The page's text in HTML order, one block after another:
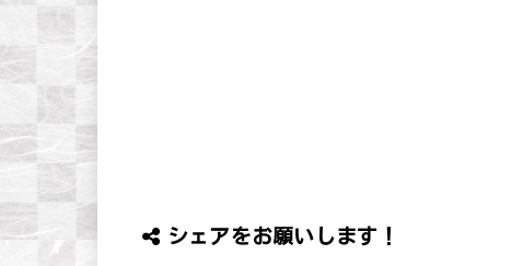
シェアをお願いします！